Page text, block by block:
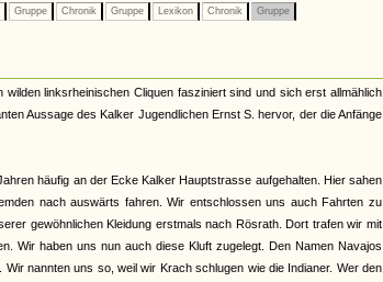
Gruppe Chronik Gruppe Lexikon Chronik Gruppe
linksrheinischen Cliquen fasziniert sind und sich erst allmählich
Aussage des Kalker Jugendlichen Ernst S. hervor, der die Anfänge
häufig an der Ecke Kalker Hauptstrasse aufgehalten. Hier sahen
nach auswärts fahren. Wir entschlossen uns auch Fahrten zu
gewöhnlichen Kleidung erstmals nach Rösrath. Dort trafen wir mit
Wir haben uns nun auch diese Kluft zugelegt. Den Namen Navajos
nannten uns so, weil wir Krach schlugen wie die Indianer. Wer den